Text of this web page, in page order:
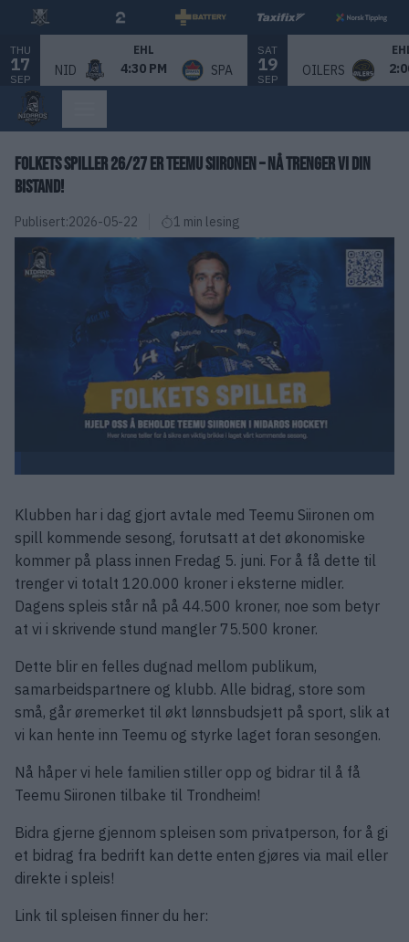
THU
17
SEP
EHL
NID 4:30 PM SPA
SAT
19
SEP
OILERS
FOLKETS SPILLER 26/27 ER TEEMU SIIRONEN – NÅ TRENGER VI DIN
BISTAND!
Publisert:2026-05-22 1 min lesing
Klubben har i dag gjort avtale med Teemu Siironen om
spill kommende sesong, forutsatt at det økonomiske
kommer på plass innen Fredag 5. juni. For å få dette til
trenger vi totalt 120.000 kroner i eksterne midler.
Dagens spleis står nå på 44.500 kroner, noe som betyr
at vi i skrivende stund mangler 75.500 kroner.
Dette blir en felles dugnad mellom publikum,
samarbeidspartnere og klubb. Alle bidrag, store som
små, går øremerket til økt lønnsbudsjett på sport, slik at
vi kan hente inn Teemu og styrke laget foran sesongen.
Nå håper vi hele familien stiller opp og bidrar til å få
Teemu Siironen tilbake til Trondheim!
Bidra gjerne gjennom spleisen som privatperson, for å gi
et bidrag fra bedrift kan dette enten gjøres via mail eller
direkte i spleis!
Link til spleisen finner du her: